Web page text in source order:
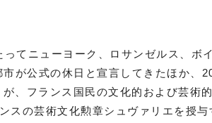
てニューヨーク、ロサンゼルス、ボ
が公式の休日と宣言してきたほか、
、フランス国民の文化的および芸術
の芸術文化勲章シュヴァリエを授与